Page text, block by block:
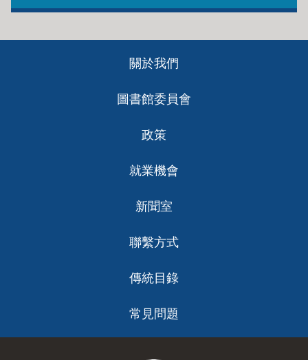
關於我們
圖書館委員會
政策
就業機會
新聞室
聯繫方式
傳統目錄
常見問題